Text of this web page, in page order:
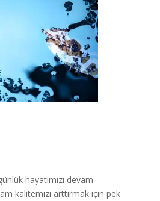
hayatımızı devam
kalitemizi arttırmak için pek